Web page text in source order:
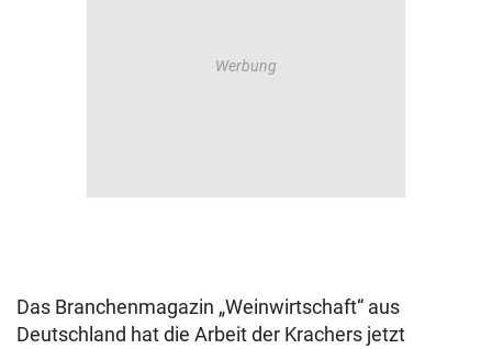
Das Branchenmagazin „Weinwirtschaft“ aus
Deutschland hat die Arbeit der Krachers jetzt